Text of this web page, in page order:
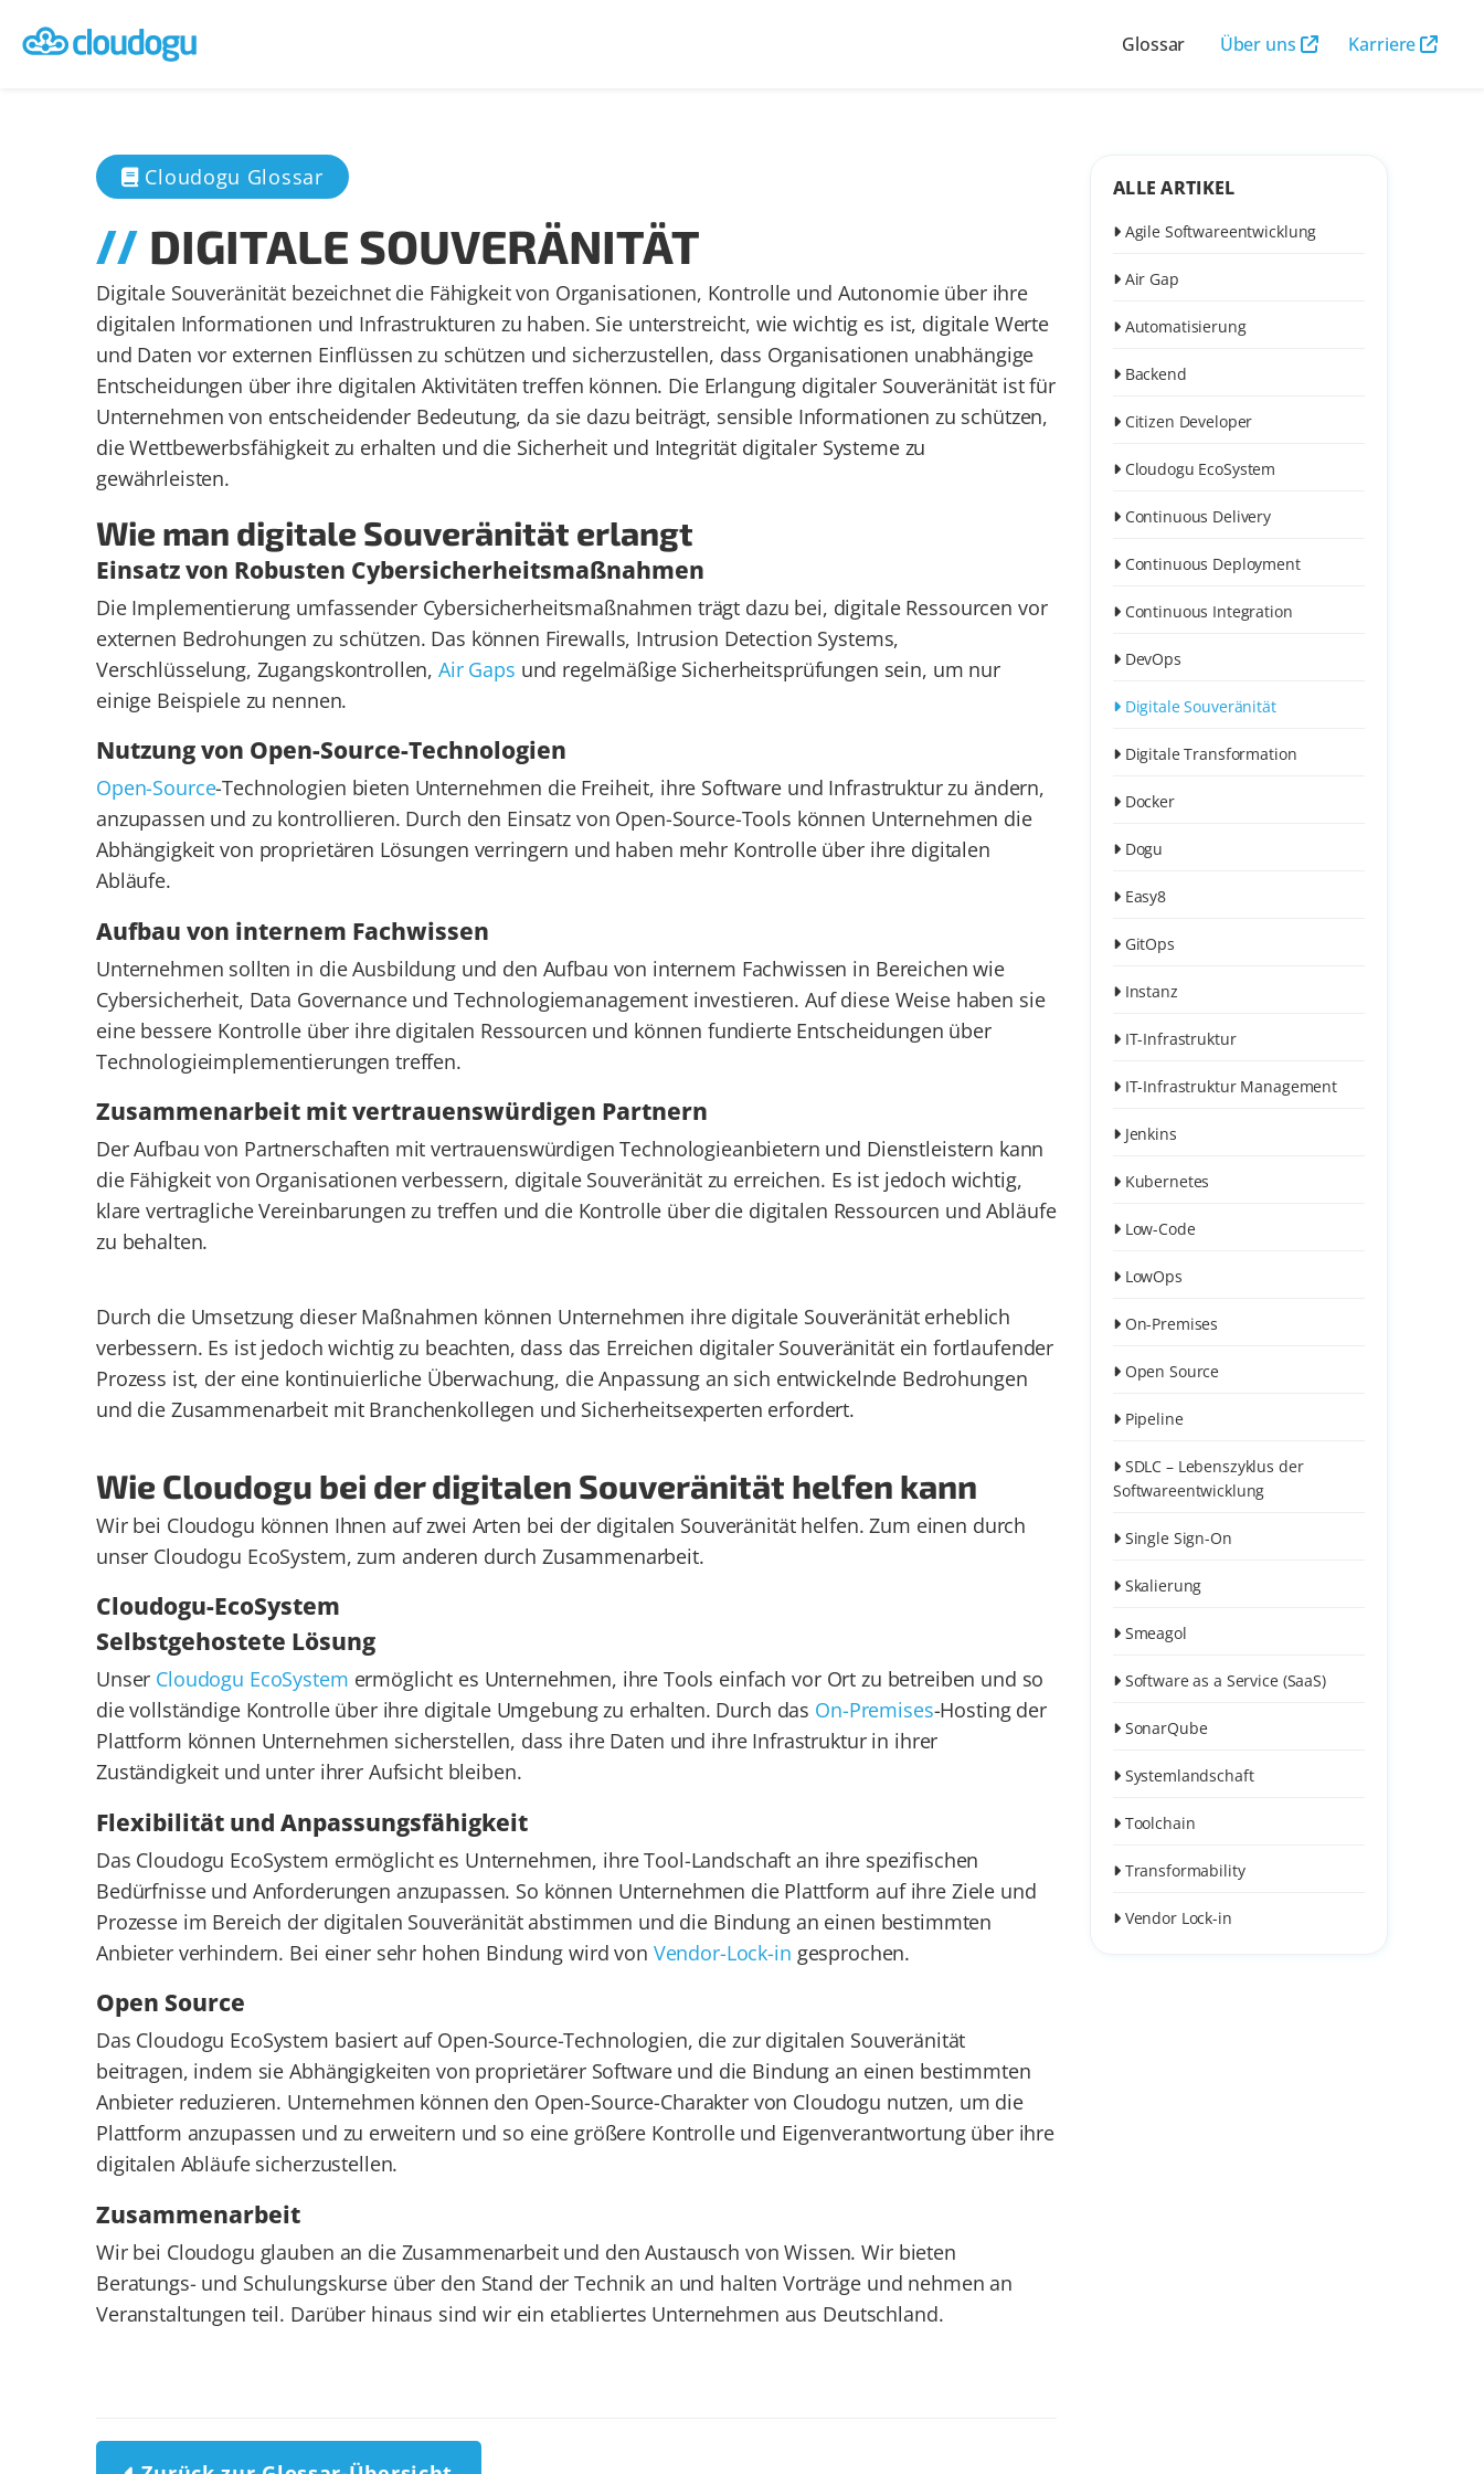
Glossar Über uns Karriere
Cloudogu Glossar
DIGITALE SOUVERÄNITÄT
Digitale Souveränität bezeichnet die Fähigkeit von Organisationen, Kontrolle und Autonomie über ihre
digitalen Informationen und Infrastrukturen zu haben. Sie unterstreicht, wie wichtig es ist, digitale Werte
und Daten vor externen Einflüssen zu schützen und sicherzustellen, dass Organisationen unabhängige
Entscheidungen über ihre digitalen Aktivitäten treffen können. Die Erlangung digitaler Souveränität ist für
Unternehmen von entscheidender Bedeutung, da sie dazu beiträgt, sensible Informationen zu schützen,
die Wettbewerbsfähigkeit zu erhalten und die Sicherheit und Integrität digitaler Systeme zu
gewährleisten.
Wie man digitale Souveränität erlangt
Einsatz von Robusten Cybersicherheitsmaßnahmen
Die Implementierung umfassender Cybersicherheitsmaßnahmen trägt dazu bei, digitale Ressourcen vor
externen Bedrohungen zu schützen. Das können Firewalls, Intrusion Detection Systems,
Verschlüsselung, Zugangskontrollen, Air Gaps und regelmäßige Sicherheitsprüfungen sein, um nur
einige Beispiele zu nennen.
Nutzung von Open-Source-Technologien
Open-Source-Technologien bieten Unternehmen die Freiheit, ihre Software und Infrastruktur zu ändern,
anzupassen und zu kontrollieren. Durch den Einsatz von Open-Source-Tools können Unternehmen die
Abhängigkeit von proprietären Lösungen verringern und haben mehr Kontrolle über ihre digitalen
Abläufe.
Aufbau von internem Fachwissen
Unternehmen sollten in die Ausbildung und den Aufbau von internem Fachwissen in Bereichen wie
Cybersicherheit, Data Governance und Technologiemanagement investieren. Auf diese Weise haben sie
eine bessere Kontrolle über ihre digitalen Ressourcen und können fundierte Entscheidungen über
Technologieimplementierungen treffen.
Zusammenarbeit mit vertrauenswürdigen Partnern
Der Aufbau von Partnerschaften mit vertrauenswürdigen Technologieanbietern und Dienstleistern kann
die Fähigkeit von Organisationen verbessern, digitale Souveränität zu erreichen. Es ist jedoch wichtig,
klare vertragliche Vereinbarungen zu treffen und die Kontrolle über die digitalen Ressourcen und Abläufe
zu behalten.
Durch die Umsetzung dieser Maßnahmen können Unternehmen ihre digitale Souveränität erheblich
verbessern. Es ist jedoch wichtig zu beachten, dass das Erreichen digitaler Souveränität ein fortlaufender
Prozess ist, der eine kontinuierliche Überwachung, die Anpassung an sich entwickelnde Bedrohungen
und die Zusammenarbeit mit Branchenkollegen und Sicherheitsexperten erfordert.
Wie Cloudogu bei der digitalen Souveränität helfen kann
Wir bei Cloudogu können Ihnen auf zwei Arten bei der digitalen Souveränität helfen. Zum einen durch
unser Cloudogu EcoSystem, zum anderen durch Zusammenarbeit.
Cloudogu-EcoSystem
Selbstgehostete Lösung
Unser Cloudogu EcoSystem ermöglicht es Unternehmen, ihre Tools einfach vor Ort zu betreiben und so
die vollständige Kontrolle über ihre digitale Umgebung zu erhalten. Durch das On-Premises-Hosting der
Plattform können Unternehmen sicherstellen, dass ihre Daten und ihre Infrastruktur in ihrer
Zuständigkeit und unter ihrer Aufsicht bleiben.
Flexibilität und Anpassungsfähigkeit
Das Cloudogu EcoSystem ermöglicht es Unternehmen, ihre Tool-Landschaft an ihre spezifischen
Bedürfnisse und Anforderungen anzupassen. So können Unternehmen die Plattform auf ihre Ziele und
Prozesse im Bereich der digitalen Souveränität abstimmen und die Bindung an einen bestimmten
Anbieter verhindern. Bei einer sehr hohen Bindung wird von Vendor-Lock-in gesprochen.
Open Source
Das Cloudogu EcoSystem basiert auf Open-Source-Technologien, die zur digitalen Souveränität
beitragen, indem sie Abhängigkeiten von proprietärer Software und die Bindung an einen bestimmten
Anbieter reduzieren. Unternehmen können den Open-Source-Charakter von Cloudogu nutzen, um die
Plattform anzupassen und zu erweitern und so eine größere Kontrolle und Eigenverantwortung über ihre
digitalen Abläufe sicherzustellen.
Zusammenarbeit
Wir bei Cloudogu glauben an die Zusammenarbeit und den Austausch von Wissen. Wir bieten
Beratungs- und Schulungskurse über den Stand der Technik an und halten Vorträge und nehmen an
Veranstaltungen teil. Darüber hinaus sind wir ein etabliertes Unternehmen aus Deutschland.
ALLE ARTIKEL
Agile Softwareentwicklung
Air Gap
Automatisierung
Backend
Citizen Developer
Cloudogu EcoSystem
Continuous Delivery
Continuous Deployment
Continuous Integration
DevOps
Digitale Souveränität
Digitale Transformation
Docker
Dogu
Easy8
GitOps
Instanz
IT-Infrastruktur
IT-Infrastruktur Management
Jenkins
Kubernetes
Low-Code
LowOps
On-Premises
Open Source
Pipeline
SDLC – Lebenszyklus der
Softwareentwicklung
Single Sign-On
Skalierung
Smeagol
Software as a Service (SaaS)
SonarQube
Systemlandschaft
Toolchain
Transformability
Vendor Lock-in